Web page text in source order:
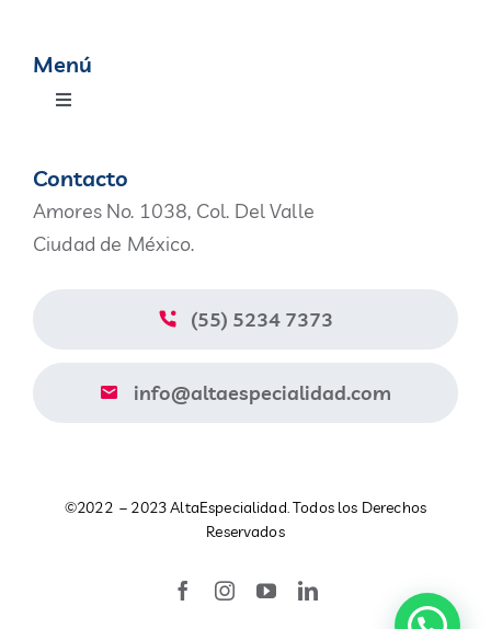
Menú
Toggle
Catálogo
Contacto
Amores No. 1038, Col. Del Valle
Ciudad de México.
(55) 5234 7373
info@altaespecialidad.com
©2022 – 2023 AltaEspecialidad. Todos los Derechos
Reservados